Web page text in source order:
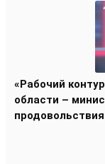
«Рабочий
области –